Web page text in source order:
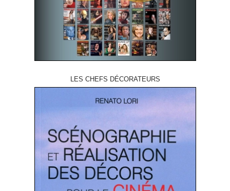
LES CHEFS DÉCORATEURS